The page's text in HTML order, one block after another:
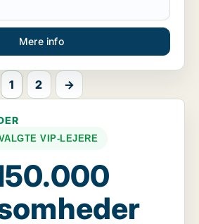
Mere info
1 2 →
VIP-LEJERE